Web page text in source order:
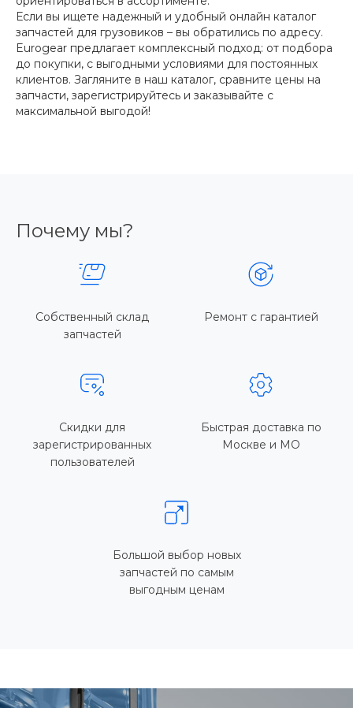
Если вы ищете надежный и удобный онлайн каталог
запчастей для грузовиков – вы обратились по адресу.
Eurogear предлагает комплексный подход: от подбора
до покупки, с выгодными условиями для постоянных
клиентов. Загляните в наш каталог, сравните цены на
запчасти, зарегистрируйтесь и заказывайте с
максимальной выгодой!
Почему мы?
Собственный склад
запчастей
Ремонт с гарантией
Скидки для
зарегистрированных
пользователей
Быстрая доставка по
Москве и МО
Большой выбор новых
запчастей по самым
выгодным ценам